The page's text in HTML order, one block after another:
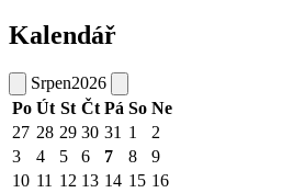
Kalendář
Srpen2026
Po Út St Čt Pá So Ne
27 28 29 30 31 1
2
3
4 5 6 7 8
9
10 11 12 13 14 15 16